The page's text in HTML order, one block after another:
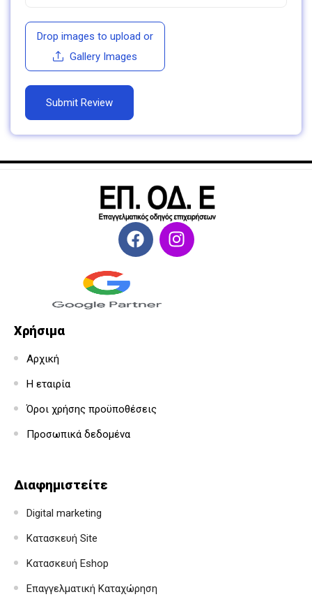
Drop images to upload or
Gallery Images
Χρήσιμα
Αρχική
Η εταιρία
Όροι χρήσης προϋποθέσεις
Προσωπικά δεδομένα
Διαφημιστείτε
Digital marketing
Κατασκευή Site
Κατασκευή Eshop
Επαγγελματική Καταχώρηση